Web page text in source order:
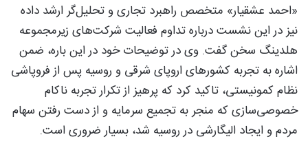
«احمد عشقیار» متخصص راهبرد تجاری و تحلیل‌گر ارشد داده
نیز در این نشست درباره تداوم فعالیت شرکت‌های زیرمجموعه
هلدینگ سخن گفت. وی در توضیحات خود در این باره، ضمن
اشاره به تجربه کشورهای اروپای شرقی و روسیه پس از فروپاشی
نظام کمونیستی، تاکید کرد که پرهیز از تکرار تجربه ناکام
خصوصی‌سازی که منجر به تجمیع سرمایه و از دست رفتن سهام
مردم و ایجاد الیگارشی در روسیه شد، بسیار ضروری است.